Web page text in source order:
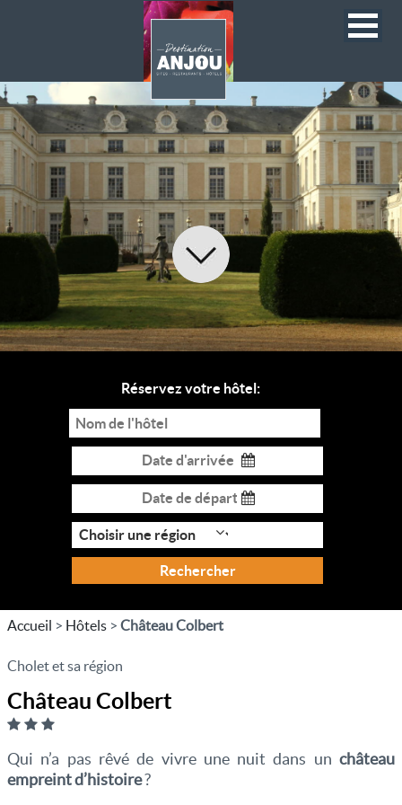
Réservez votre hôtel:
Rechercher
Accueil > Hôtels > Château Colbert
Cholet et sa région
Château Colbert
Qui n’a pas rêvé de vivre une nuit dans un château
empreint d’histoire?